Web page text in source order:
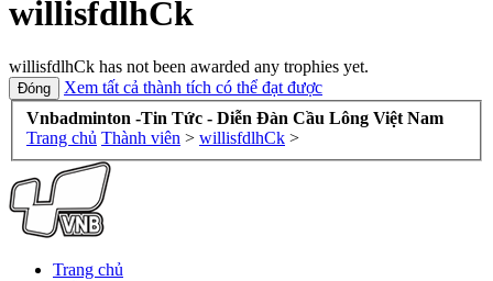
willisfdlhCk
willisfdlhCk has not been awarded any trophies yet.
Xem tất cả thành tích có thể đạt được
Vnbadminton -Tin Tức - Diễn Đàn Cầu Lông Việt Nam
Trang chủ Thành viên > willisfdlhCk >
Trang chủ